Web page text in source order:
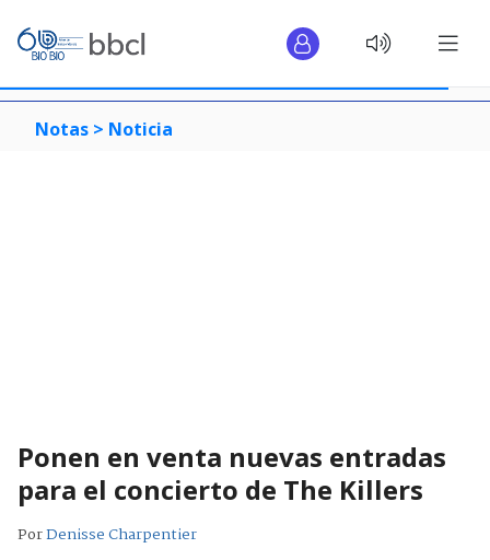
Notas > Noticia
Ponen en venta nuevas entradas
para el concierto de The Killers
PorDenisse Charpentier